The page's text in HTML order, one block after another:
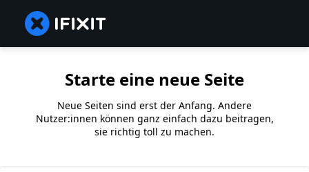
Starte eine neue Seite
Neue Seiten sind erst der Anfang. Andere
Nutzer:innen können ganz einfach dazu beitragen,
sie richtig toll zu machen.